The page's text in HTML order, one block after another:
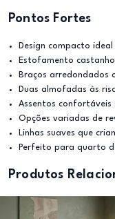
Pontos Fortes
Design compacto
Estofamento
Braços arredondados
Duas almofadas às
Assentos confortáveis
Opções variadas de
Linhas suaves que
Perfeito para quarto
Produtos